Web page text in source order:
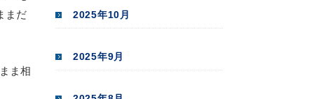
まだ
ま相
2025年10月
2025年9月